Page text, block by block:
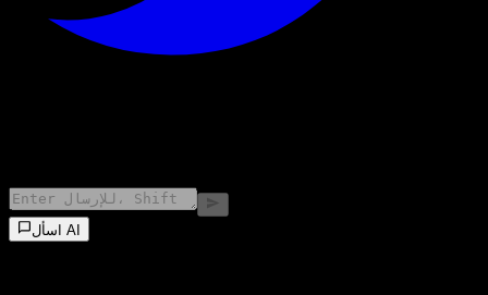
اسأل AI